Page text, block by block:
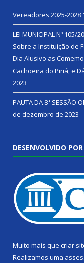
Vereadores 2025-2028
LEI MUNICIPAL Nº 105/
Sobre a Instituição de
Dia Alusivo as
Cachoeira do Piriá, e
2023
PAUTA DA 8ª SESSÃO
de dezembro de 2023
DESENVOLVIDO
Muito mais que criar
Realizamos uma